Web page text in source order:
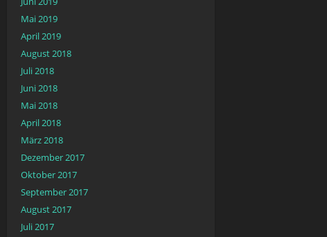
Mai 2019
April 2019
August 2018
Juli 2018
Juni 2018
Mai 2018
April 2018
März 2018
Dezember 2017
Oktober 2017
September 2017
August 2017
Juli 2017